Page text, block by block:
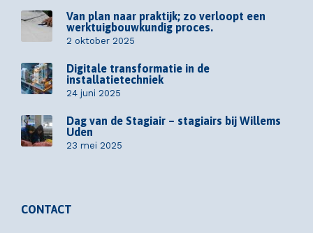
Van plan naar praktijk; zo verloopt een
werktuigbouwkundig proces.
2 oktober 2025
Digitale transformatie in de
installatietechniek
24 juni 2025
Dag van de Stagiair – stagiairs bij Willems
Uden
23 mei 2025
CONTACT